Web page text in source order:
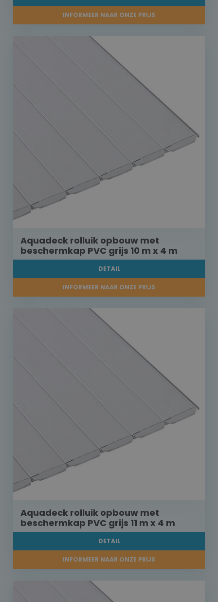
INFORMEER NAAR ONZE PRIJS
Aquadeck rolluik opbouw met
beschermkap PVC grijs 10 m x 4 m
DETAIL
INFORMEER NAAR ONZE PRIJS
Aquadeck rolluik opbouw met
beschermkap PVC grijs 11 m x 4 m
DETAIL
INFORMEER NAAR ONZE PRIJS